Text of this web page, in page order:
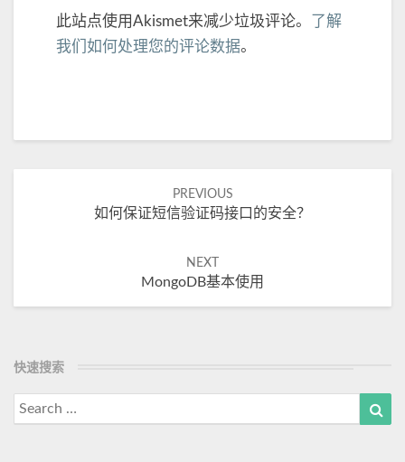
此站点使用Akismet来减少垃圾评论。
了解
我们如何处理您的评论数据。
navigation
PREVIOUS
如何保证短信验证码接口的安全？
NEXT
MongoDB基本使用
快速搜索
Search
for: